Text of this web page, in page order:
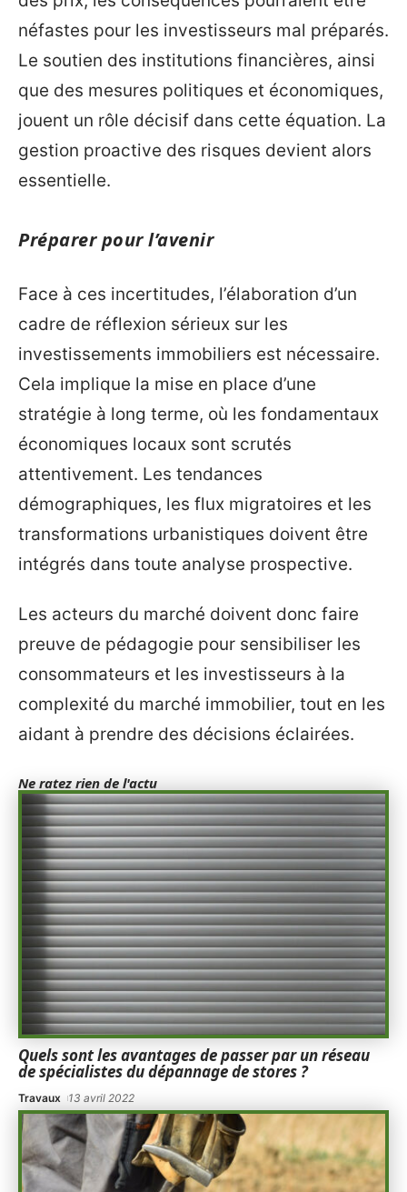
néfastes pour les investisseurs mal préparés.
Le soutien des institutions financières, ainsi
que des mesures politiques et économiques,
jouent un rôle décisif dans cette équation. La
gestion proactive des risques devient alors
essentielle.
Préparer pour l’avenir
Face à ces incertitudes, l’élaboration d’un
cadre de réflexion sérieux sur les
investissements immobiliers est nécessaire.
Cela implique la mise en place d’une
stratégie à long terme, où les fondamentaux
économiques locaux sont scrutés
attentivement. Les tendances
démographiques, les flux migratoires et les
transformations urbanistiques doivent être
intégrés dans toute analyse prospective.
Les acteurs du marché doivent donc faire
preuve de pédagogie pour sensibiliser les
consommateurs et les investisseurs à la
complexité du marché immobilier, tout en les
aidant à prendre des décisions éclairées.
Ne ratez rien de l'actu
Quels sont les avantages de passer par un réseau
de spécialistes du dépannage de stores ?
Travaux 13 avril 2022